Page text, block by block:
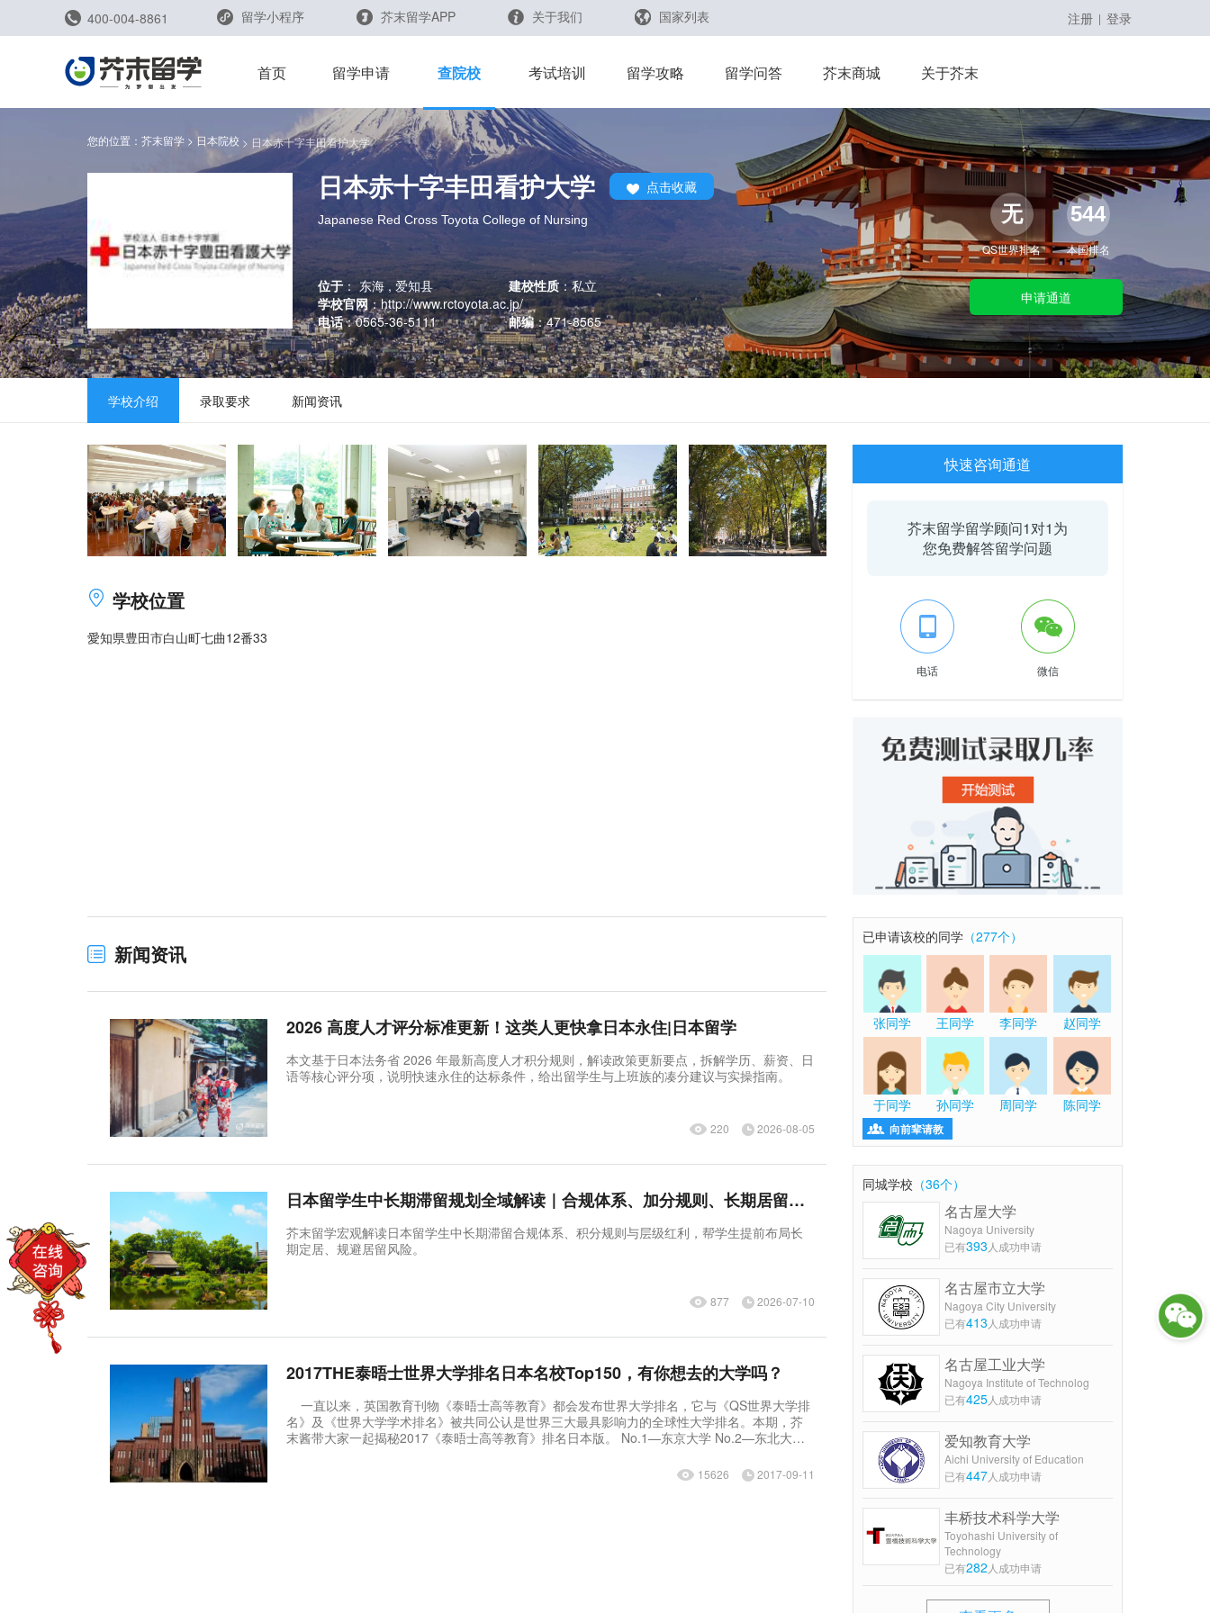
400-004-8861 留学小程序
留学评测
留学申请助手
雅思能力测评 托福能力测评
芥末留学官方小程序 留学大咖精英课
芥末留学APP 关于我们
国家列表
马来西亚
澳大利亚
中国香港
注册 | 登录
首页 留学申请 查院校 考试培训 留学攻略 留学问答 芥末商城 关于芥末
您的位置： 芥末留学 日本院校 日本赤十字丰田看护大学
日本赤十字丰田看护大学 点击收藏
Japanese Red Cross Toyota College of Nursing
位于 ： 东海 , 爱知县 建校性质：私立
学校官网：http://www.rctoyota.ac.jp/
电话：0565-36-5111 邮编：471-8565
无
QS世界排名
544
本国排名
申请通道
学校介绍 录取要求 新闻资讯
学校位置
愛知県豊田市白山町七曲12番33
新闻资讯
2026 高度人才评分标准更新！这类人更快拿日本永住|日本留学
本文基于日本法务省 2026 年最新高度人才积分规则，解读政策更新要点，拆解学历、薪资、日
语等核心评分项，说明快速永住的达标条件，给出留学生与上班族的凑分建议与实操指南。
220 2026-08-05
日本留学生中长期滞留规划全域解读｜合规体系、加分规则、长期居留红利
芥末留学宏观解读日本留学生中长期滞留合规体系、积分规则与层级红利，帮学生提前布局长
期定居、规避居留风险。
877 2026-07-10
2017THE泰晤士世界大学排名日本名校Top150，有你想去的大学吗？
一直以来，英国教育刊物《泰晤士高等教育》都会发布世界大学排名，它与《QS世界大学排
名》及《世界大学学术排名》被共同公认是世界三大最具影响力的全球性大学排名。本期，芥
末酱带大家一起揭秘2017《泰晤士高等教育》排名日本版。 No.1—东京大学 No.2—东北大学
15626 2017-09-11
快速咨询通道
芥末留学留学顾问1对1为
您免费解答留学问题
电话 微信
已申请该校的同学 （277个）
张同学 王同学 李同学 赵同学
于同学 孙同学 周同学 陈同学
 向前辈请教
同城学校 （36个）
名古屋大学
Nagoya University
已有393 人成功申请
名古屋市立大学
Nagoya City University
已有413 人成功申请
名古屋工业大学
Nagoya Institute of Technolog
已有425人成功申请
爱知教育大学
Aichi University of Education
已有447人成功申请
丰桥技术科学大学
Toyohashi University of
Technology
已有282 人成功申请